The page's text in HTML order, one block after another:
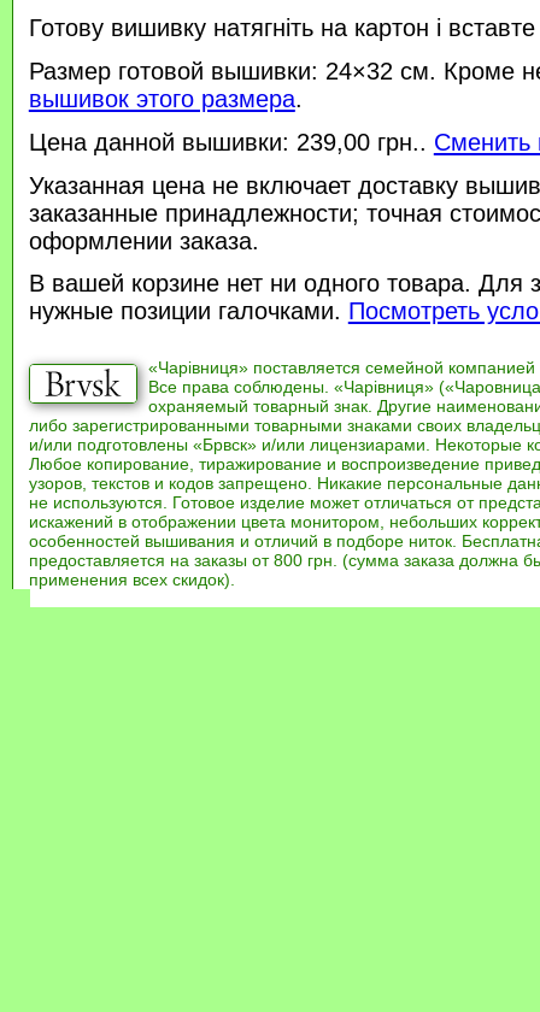
Готову вишивку натягніть на картон і
Размер готовой вышивки: 24×32 см. Кроме
вышивок этого размера.
Цена данной вышивки: 239,00 грн.. Сменить
Указанная цена не включает доставку
заказанные принадлежности; точная
оформлении заказа.
В вашей корзине нет ни одного товара. Для
нужные позиции галочками. Посмотреть
«Чарівниця» поставляется семейной компанией
Все права соблюдены. «Чарівниця»
охраняемый товарный знак. Другие
либо зарегистрированными товарными знаками своих
и/или подготовлены «Брвск» и/или лицензиарами. Некоторые
Любое копирование, тиражирование и воспроизведение
узоров, текстов и кодов запрещено. Никакие персональные
не используются. Готовое изделие может отличаться от
искажений в отображении цвета монитором, небольших
особенностей вышивания и отличий в подборе ниток.
предоставляется на заказы от 800 грн. (сумма заказа должна
применения всех скидок).